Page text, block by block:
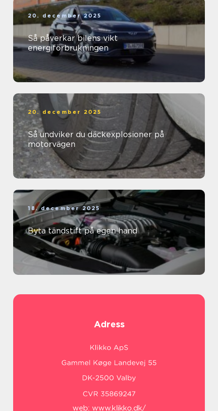
20. december 2025
Så påverkar bilens vikt
energiförbrukningen
20. december 2025
Så undviker du däckexplosioner på
motorvägen
18. december 2025
Byta tändstift på egen hand
Adress
web: www.klikko.dk/